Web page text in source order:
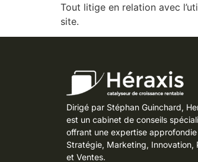
Tout litige en relation avec
site.
Dirigé par Stéphan Guinchard,
est un cabinet de conseils
offrant une expertise
Stratégie, Marketing, Innovation,
et Ventes.